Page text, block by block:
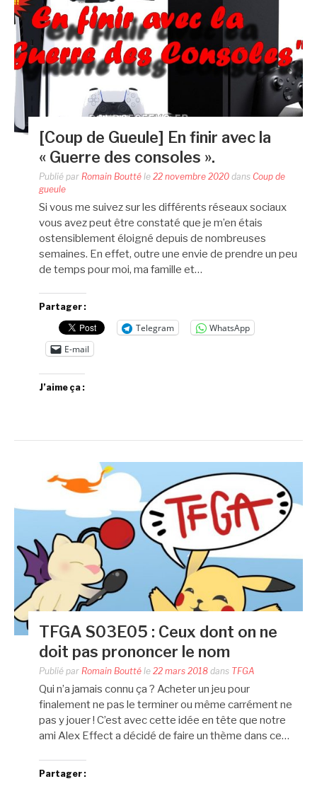
[Coup de Gueule] En finir avec la
« Guerre des consoles ».
Publié par Romain Boutté le 22 novembre 2020 dans Coup de
gueule
Si vous me suivez sur les différents réseaux sociaux
vous avez peut être constaté que je m’en étais
ostensiblement éloigné depuis de nombreuses
semaines. En effet, outre une envie de prendre un peu
de temps pour moi, ma famille et…
Partager :
Telegram
WhatsApp
E-mail
J’aime ça :
TFGA S03E05 : Ceux dont on ne
doit pas prononcer le nom
Publié par Romain Boutté le 22 mars 2018 dans TFGA
Qui n’a jamais connu ça ? Acheter un jeu pour
finalement ne pas le terminer ou même carrément ne
pas y jouer ! C’est avec cette idée en tête que notre
ami Alex Effect a décidé de faire un thème dans ce…
Partager :